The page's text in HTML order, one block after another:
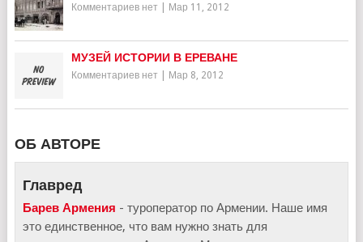
Комментариев нет Мар 11, 2012
МУЗЕЙ ИСТОРИИ В ЕРЕВАНЕ
Комментариев нет Мар 8, 2012
ОБ АВТОРЕ
Главред
Барев Армения - туроператор по Армении. Наше имя
это единственное, что вам нужно знать для